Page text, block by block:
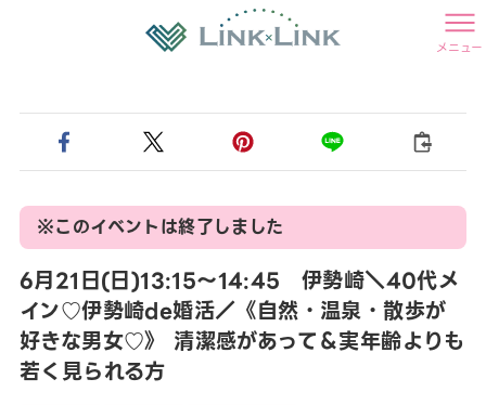
メニュー
※このイベントは終了しました
6月21日(日)13:15〜14:45 伊勢崎＼40代メ
イン♡伊勢崎de婚活／《自然・温泉・散歩が
好きな男女♡》 清潔感があって＆実年齢よりも
若く見られる方